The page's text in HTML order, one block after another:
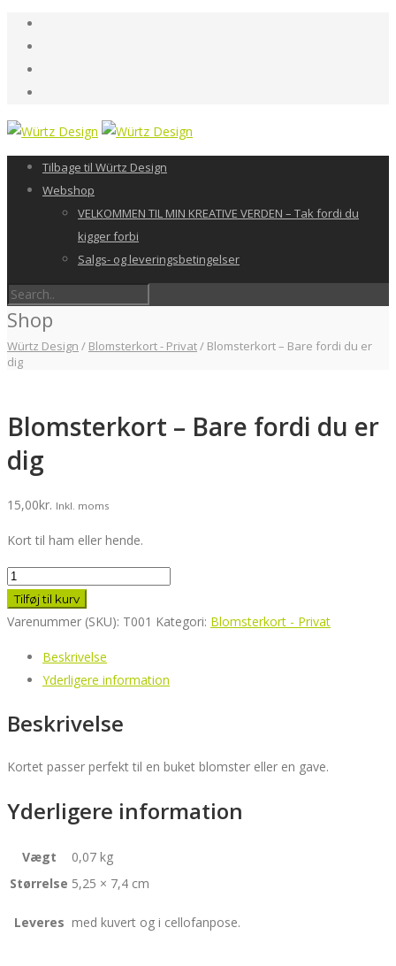
Tilbage til Würtz Design
Webshop
VELKOMMEN TIL MIN KREATIVE VERDEN – Tak fordi du
kigger forbi
Salgs- og leveringsbetingelser
Shop
Würtz Design / Blomsterkort - Privat/ Blomsterkort – Bare fordi du er
dig
Blomsterkort – Bare fordi du er
dig
15,00kr. Inkl. moms
Kort til ham eller hende.
Blomsterkort
Bare
antal
Tilføj til kurv
Varenummer (SKU): T001 Kategori: Blomsterkort - Privat
Beskrivelse
Yderligere information
Beskrivelse
Kortet passer perfekt til en buket blomster eller en gave.
Yderligere information
Vægt
0,07 kg
Størrelse 5,25 × 7,4 cm
Leveres med kuvert og i cellofanpose.